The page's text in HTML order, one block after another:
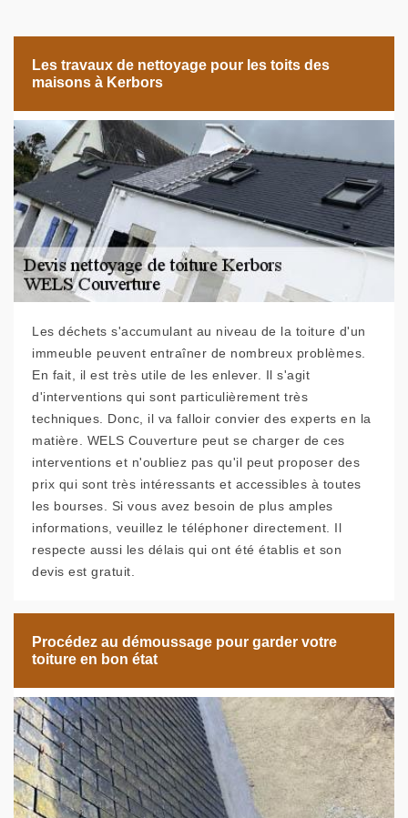
Les travaux de nettoyage pour les toits des
maisons à Kerbors
Les déchets s'accumulant au niveau de la toiture d'un
immeuble peuvent entraîner de nombreux problèmes.
En fait, il est très utile de les enlever. Il s'agit
d'interventions qui sont particulièrement très
techniques. Donc, il va falloir convier des experts en la
matière. WELS Couverture peut se charger de ces
interventions et n'oubliez pas qu'il peut proposer des
prix qui sont très intéressants et accessibles à toutes
les bourses. Si vous avez besoin de plus amples
informations, veuillez le téléphoner directement. Il
respecte aussi les délais qui ont été établis et son
devis est gratuit.
Procédez au démoussage pour garder votre
toiture en bon état